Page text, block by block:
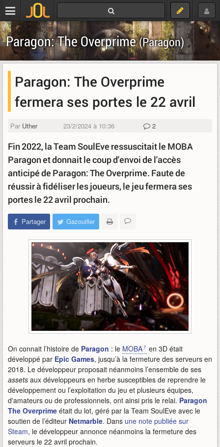
Paragon: The Overprime(Paragon)
Paragon: The Overprime
fermera ses portes le 22 avril
Par Uther 23/2/2024 à 10:36 2
Fin 2022, la Team SoulEve ressuscitait le MOBA
Paragon et donnait le coup d'envoi de l'accès
anticipé de Paragon: The Overprime. Faute de
réussir à fidéliser les joueurs, le jeu fermera ses
portes le 22 avril prochain.
Partager Gazouiller
On connait l’histoire de Paragon : le MOBA
en 3D était
développé par Epic Games, jusqu’à la fermeture des serveurs en
2018. Le développeur proposait néanmoins l’ensemble de ses
assets aux développeurs en herbe susceptibles de reprendre le
développement ou l’exploitation du jeu et plusieurs équipes,
d'amateurs ou de professionnels, ont ainsi pris le relai. Paragon
The Overprime était du lot, géré par la Team SoulEve avec le
soutien de l’éditeur Netmarble. Dans une note publiée sur
Steam, le développeur annonce néanmoins la fermeture des
serveurs le 22 avril prochain.